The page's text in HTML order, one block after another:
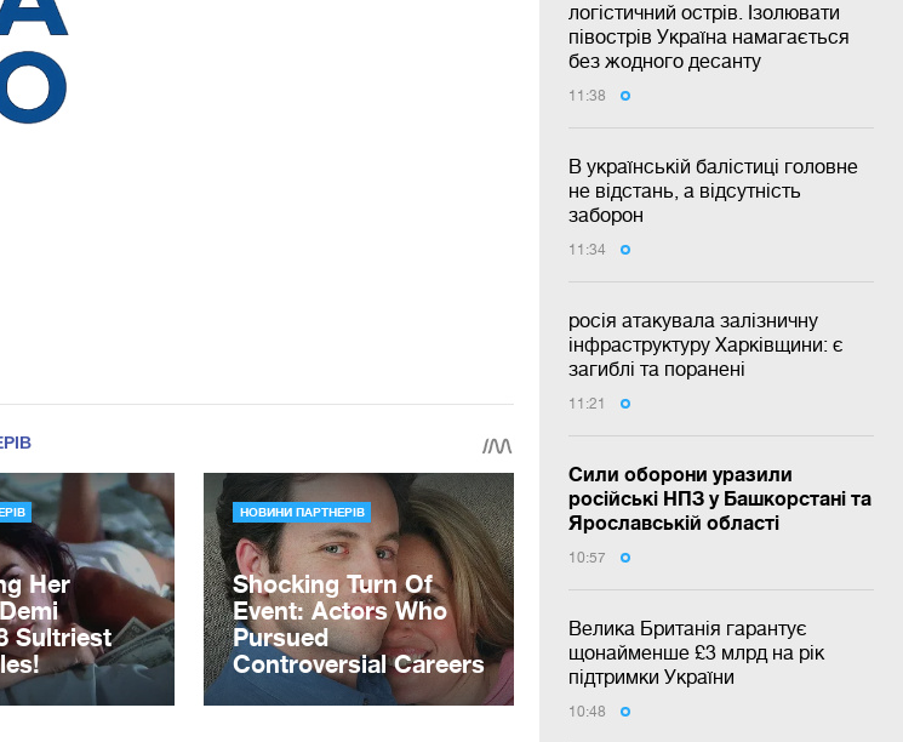
логістичний острів. Ізолювати
півострів Україна намагається
без жодного десанту
11:38
В українській балістиці головне
не відстань, а відсутність
заборон
11:34
росія атакувала залізничну
інфраструктуру Харківщини: є
загиблі та поранені
11:21
Сили оборони уразили
російські НПЗ у Башкорстані та
Ярославській області
10:57
Велика Британія гарантує
щонайменше £3 млрд на рік
підтримки України
10:48